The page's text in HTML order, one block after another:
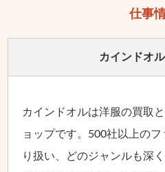
仕事
カインドオ
カインドオルは洋服の買取
ョップです。500社以上の
り扱い、どのジャンルも深